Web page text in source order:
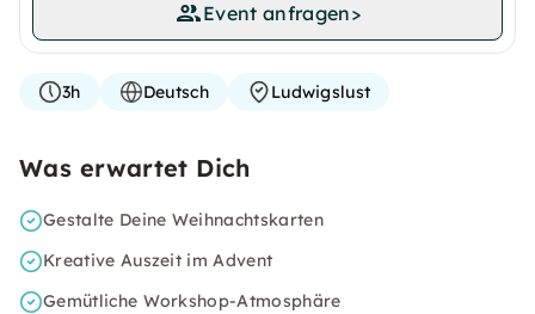
Event anfragen>
3h Deutsch Ludwigslust
Was erwartet Dich
Gestalte Deine Weihnachtskarten
Kreative Auszeit im Advent
Gemütliche Workshop-Atmosphäre